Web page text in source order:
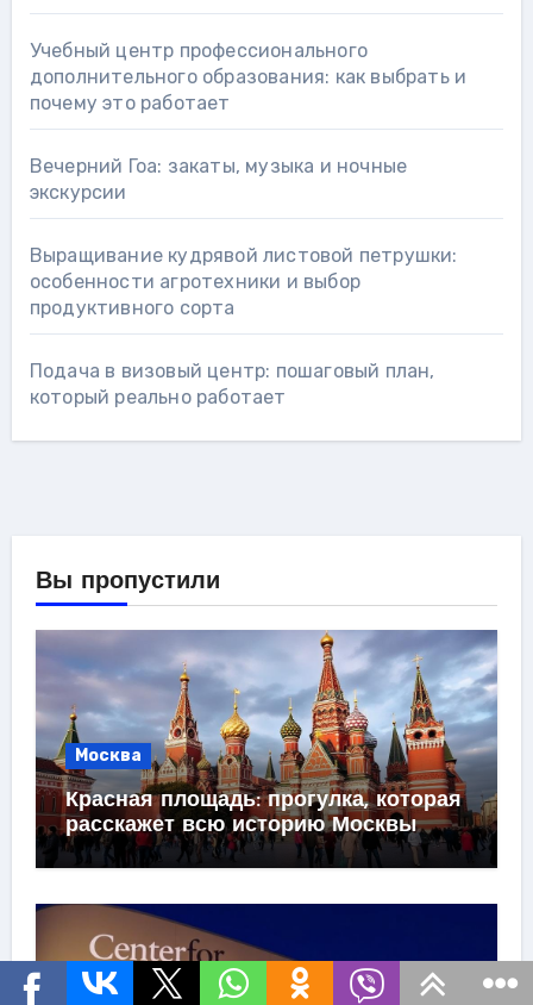
Учебный центр профессионального
дополнительного образования: как выбрать и
почему это работает
Вечерний Гоа: закаты, музыка и ночные
экскурсии
Выращивание кудрявой листовой петрушки:
особенности агротехники и выбор
продуктивного сорта
Подача в визовый центр: пошаговый план,
который реально работает
Вы пропустили
Москва
Красная площадь: прогулка, которая
расскажет всю историю Москвы